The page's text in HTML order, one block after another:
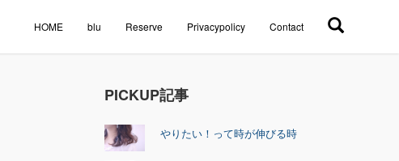
HOME blu Reserve Privacypolicy Contact
PICKUP記事
やりたい！って時が伸びる時